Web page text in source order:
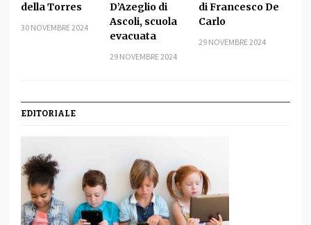
della Torres
30 NOVEMBRE 2024
D’Azeglio di
Ascoli, scuola
evacuata
29 NOVEMBRE 2024
di Francesco De
Carlo
29 NOVEMBRE 2024
EDITORIALE